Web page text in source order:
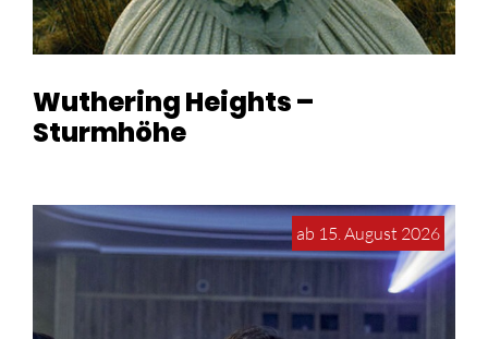
Wuthering Heights –
Sturmhöhe
ab 15. August 2026